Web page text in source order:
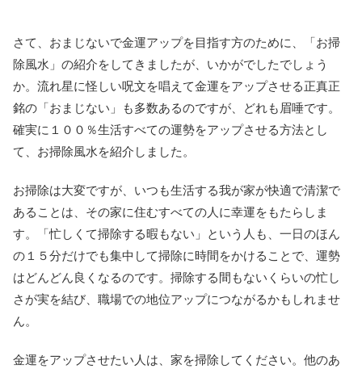
さて、おまじないで金運アップを目指す方のために、「お掃
除風水」の紹介をしてきましたが、いかがでしたでしょう
か。流れ星に怪しい呪文を唱えて金運をアップさせる正真正
銘の「おまじない」も多数あるのですが、どれも眉唾です。
確実に１００％生活すべての運勢をアップさせる方法とし
て、お掃除風水を紹介しました。
お掃除は大変ですが、いつも生活する我が家が快適で清潔で
あることは、その家に住むすべての人に幸運をもたらしま
す。「忙しくて掃除する暇もない」という人も、一日のほん
の１５分だけでも集中して掃除に時間をかけることで、運勢
はどんどん良くなるのです。掃除する間もないくらいの忙し
さが実を結び、職場での地位アップにつながるかもしれませ
ん。
金運をアップさせたい人は、家を掃除してください。他のあ